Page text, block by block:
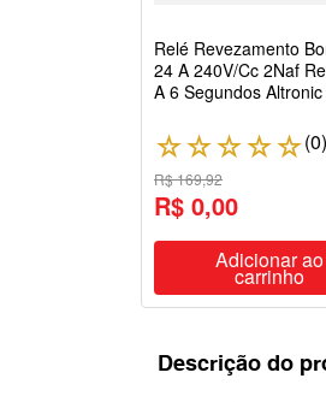
Relé Revezamento
24 A 240V/Cc 2Naf
A 6 Segundos Altronic
☆☆☆☆☆(0)
R$ 169,92
R$ 0,00
Adicionar ao
carrinho
Descrição do